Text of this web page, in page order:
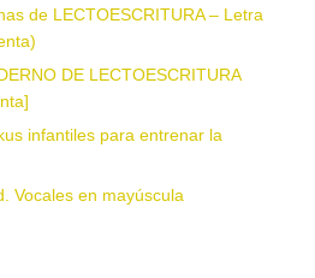
de LECTOESCRITURA – Letra
DE LECTOESCRITURA
infantiles para entrenar la
Vocales en mayúscula